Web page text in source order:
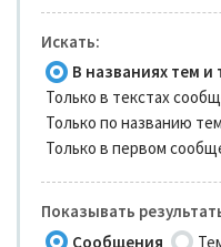
Искать:
В названиях тем и
Только в текстах
Только по названию
Только в первом
Показывать
Сообщения